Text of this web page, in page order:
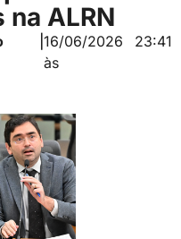
ALRN
|16/06/2026
às
23:41